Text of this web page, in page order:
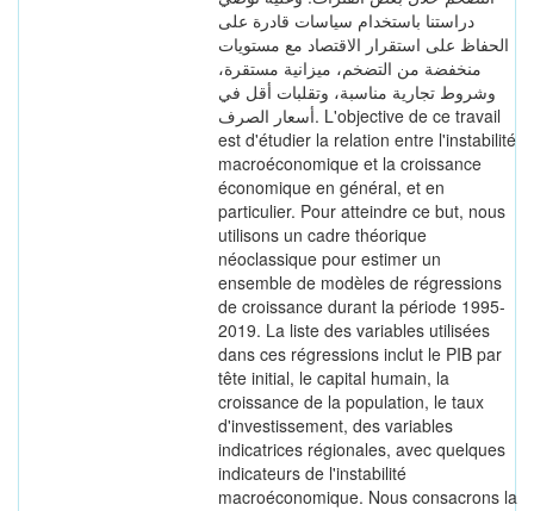
دراستنا باستخدام سياسات قادرة على
الحفاظ على استقرار الاقتصاد مع مستويات
منخفضة من التضخم، ميزانية مستقرة،
وشروط تجارية مناسبة، وتقلبات أقل في
أسعار الصرف. L'objective de ce travail
est d'étudier la relation entre l'instabilité
macroéconomique et la croissance
économique en général, et en
particulier. Pour atteindre ce but, nous
utilisons un cadre théorique
néoclassique pour estimer un
ensemble de modèles de régressions
de croissance durant la période 1995-
2019. La liste des variables utilisées
dans ces régressions inclut le PIB par
tête initial, le capital humain, la
croissance de la population, le taux
d'investissement, des variables
indicatrices régionales, avec quelques
indicateurs de l'instabilité
macroéconomique. Nous consacrons la